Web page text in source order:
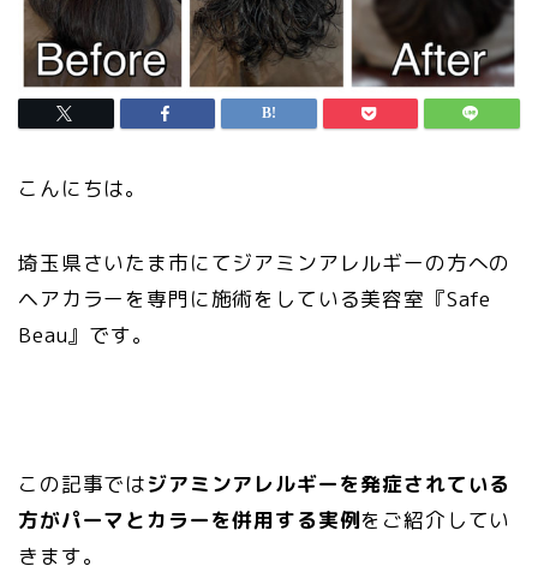
こんにちは。
埼玉県さいたま市にてジアミンアレルギーの方への
ヘアカラーを専門に施術をしている美容室『Safe
Beau』です。
この記事ではジアミンアレルギーを発症されている
方がパーマとカラーを併用する実例をご紹介してい
きます。